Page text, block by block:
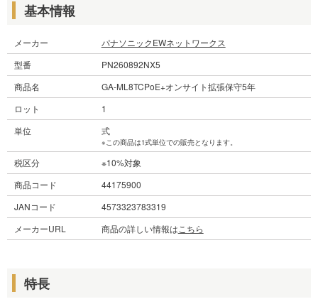
基本情報
メーカー
パナソニックEWネットワークス
型番
PN260892NX5
商品名
GA-ML8TCPoE+オンサイト拡張保守5年
ロット
1
単位
式
※この商品は1式単位での販売となります。
税区分
※10%対象
商品コード
44175900
JANコード
4573323783319
メーカーURL
商品の詳しい情報は こちら
特長